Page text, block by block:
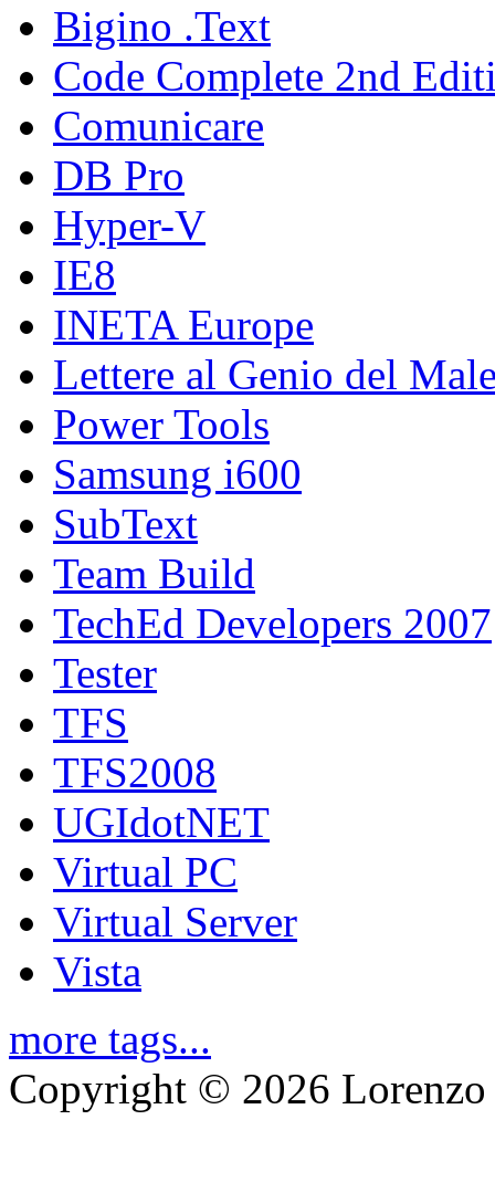
Bigino .Text
Code Complete 2nd
Comunicare
DB Pro
Hyper-V
IE8
INETA Europe
Lettere al Genio del
Power Tools
Samsung i600
SubText
Team Build
TechEd Developers 2007
Tester
TFS
TFS2008
UGIdotNET
Virtual PC
Virtual Server
Vista
more tags...
Copyright © 2026